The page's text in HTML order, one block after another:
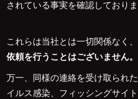
されている事実を確認しておりま
これらは当社とは一切関係なく
依頼を行うことはございません。
万一、同様の連絡を受け取られ
イルス感染、フィッシングサイ